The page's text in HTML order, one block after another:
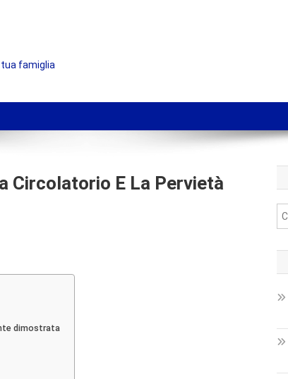
famiglia
Circolatorio E La Pervietà
dimostrata